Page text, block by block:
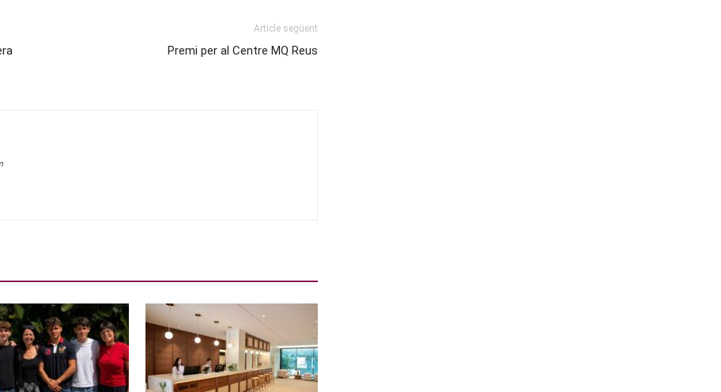
Article següent
Premi per al Centre MQ Reus